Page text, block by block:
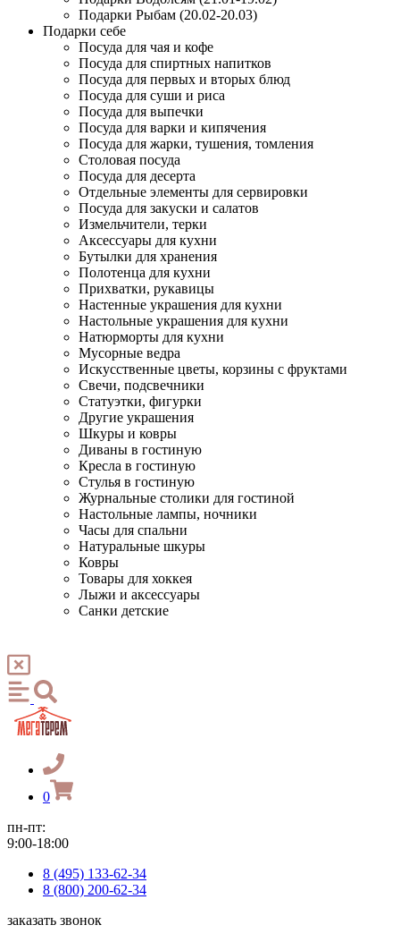
Подарки Рыбам (20.02-20.03)
Подарки себе
Посуда для чая и кофе
Посуда для спиртных напитков
Посуда для первых и вторых блюд
Посуда для суши и риса
Посуда для выпечки
Посуда для варки и кипячения
Посуда для жарки, тушения, томления
Столовая посуда
Посуда для десерта
Отдельные элементы для сервировки
Посуда для закуски и салатов
Измельчители, терки
Аксессуары для кухни
Бутылки для хранения
Полотенца для кухни
Прихватки, рукавицы
Настенные украшения для кухни
Настольные украшения для кухни
Натюрморты для кухни
Мусорные ведра
Искусственные цветы, корзины с фруктами
Свечи, подсвечники
Статуэтки, фигурки
Другие украшения
Шкуры и ковры
Диваны в гостиную
Кресла в гостиную
Стулья в гостиную
Журнальные столики для гостиной
Настольные лампы, ночники
Часы для спальни
Натуральные шкуры
Ковры
Товары для хоккея
Лыжи и аксессуары
Санки детские
0
пн-пт:
9:00-18:00
8 (495) 133-62-34
8 (800) 200-62-34
заказать звонок